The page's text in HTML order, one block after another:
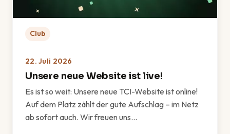
Club
22. Juli 2026
Unsere neue Website ist live!
Es ist so weit: Unsere neue TCI-Website ist online!
Auf dem Platz zählt der gute Aufschlag – im Netz
ab sofort auch. Wir freuen uns…